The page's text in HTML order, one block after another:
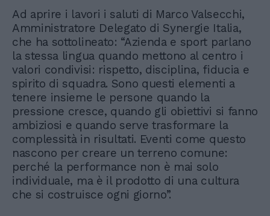
Ad aprire i lavori i saluti di Marco Valsecchi,
Amministratore Delegato di Synergie Italia,
che ha sottolineato: “Azienda e sport parlano
la stessa lingua quando mettono al centro i
valori condivisi: rispetto, disciplina, fiducia e
spirito di squadra. Sono questi elementi a
tenere insieme le persone quando la
pressione cresce, quando gli obiettivi si fanno
ambiziosi e quando serve trasformare la
complessità in risultati. Eventi come questo
nascono per creare un terreno comune:
perché la performance non è mai solo
individuale, ma è il prodotto di una cultura
che si costruisce ogni giorno”.